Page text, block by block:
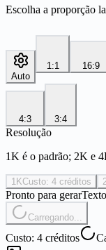
Escolha a proporção
Auto
1:1 16:9
4:3 3:4
Resolução
1K é o padrão; 2K e
1KCusto: 4 créditos
Pronto para gerar
Carregando...
Custo: 4 créditos